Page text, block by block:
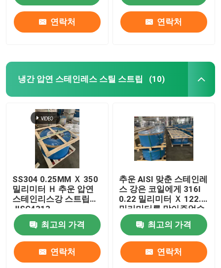
연락처 연락처
냉간 압연 스테인레스 스틸 스트립 (10)
SS304 0.25MM Ｘ 350
밀리미터 Ｈ 추운 압연
스테인리스강 스트립
JISG4313
최고의 가격
연락처
추운 AISI 맞춘 스테인레
스 강은 코일에게 316l
0.22 밀리미터 Ｘ 122.2
밀리미터를 말아주었습
니다
최고의 가격
연락처